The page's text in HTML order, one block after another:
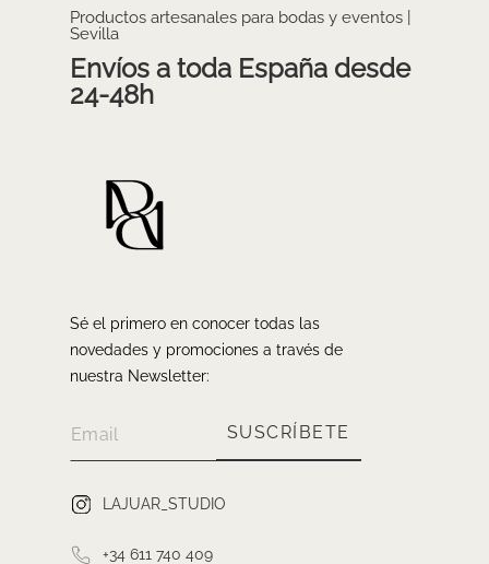
Productos artesanales para bodas y eventos |
Sevilla
Envíos a toda España desde
24-48h
Sé el primero en conocer todas las
novedades y promociones a través de
nuestra Newsletter:
SUSCRÍBETE
LAJUAR_STUDIO
+34 611 740 409